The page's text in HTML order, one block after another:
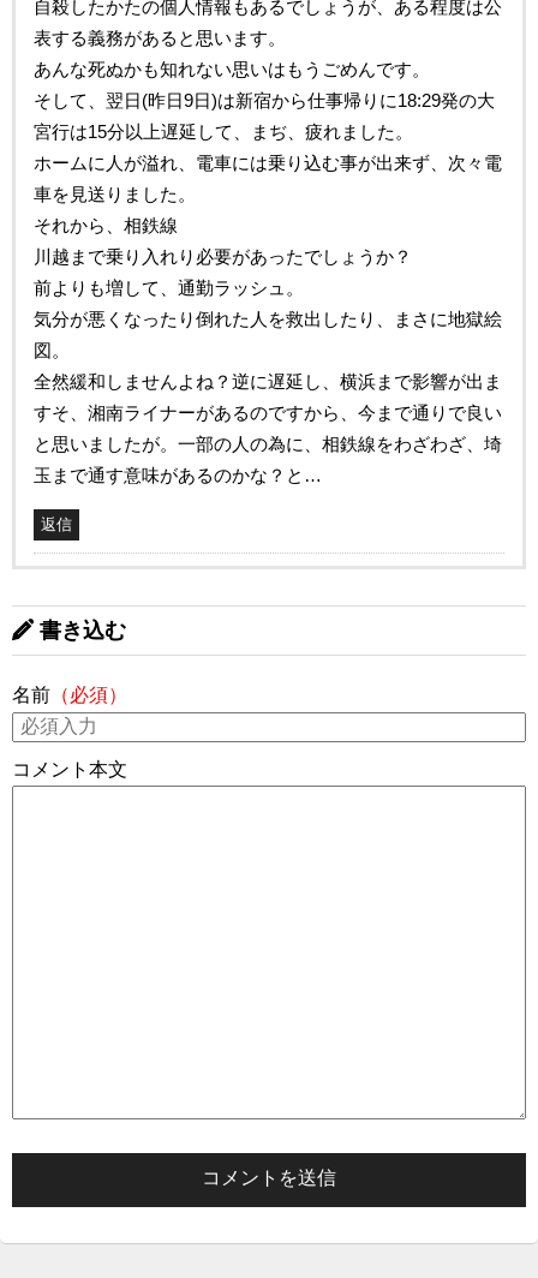
自殺したかたの個人情報もあるでしょうが、ある程度は公
表する義務があると思います。
あんな死ぬかも知れない思いはもうごめんです。
そして、翌日(昨日9日)は新宿から仕事帰りに18:29発の大
宮行は15分以上遅延して、まぢ、疲れました。
ホームに人が溢れ、電車には乗り込む事が出来ず、次々電
車を見送りました。
それから、相鉄線
川越まで乗り入れり必要があったでしょうか？
前よりも増して、通勤ラッシュ。
気分が悪くなったり倒れた人を救出したり、まさに地獄絵
図。
全然緩和しませんよね？逆に遅延し、横浜まで影響が出ま
すそ、湘南ライナーがあるのですから、今まで通りで良い
と思いましたが。一部の人の為に、相鉄線をわざわざ、埼
玉まで通す意味があるのかな？と…
返信
書き込む
名前 （必須）
コメント本文